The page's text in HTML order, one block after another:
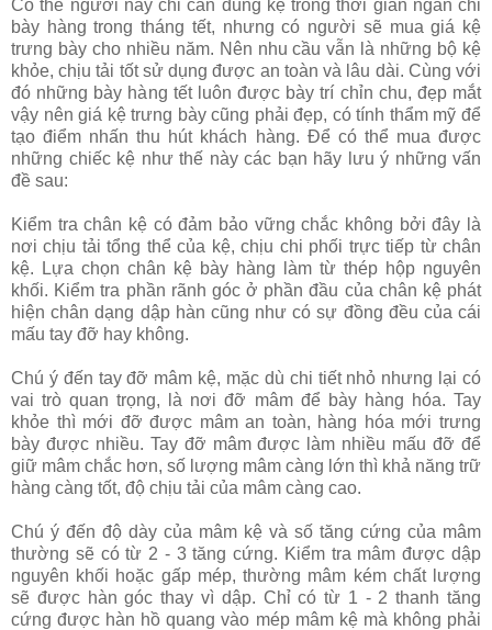
Có thể người này chỉ cần dùng kệ trong thời gian ngắn chỉ
bày hàng trong tháng tết, nhưng có người sẽ mua giá kệ
trưng bày cho nhiều năm. Nên nhu cầu vẫn là những bộ kệ
khỏe, chịu tải tốt sử dụng được an toàn và lâu dài. Cùng với
đó những bày hàng tết luôn được bày trí chỉn chu, đẹp mắt
vậy nên giá kệ trưng bày cũng phải đẹp, có tính thẩm mỹ để
tạo điểm nhấn thu hút khách hàng. Để có thể mua được
những chiếc kệ như thế này các bạn hãy lưu ý những vấn
đề sau:
Kiểm tra chân kệ có đảm bảo vững chắc không bởi đây là
nơi chịu tải tổng thể của kệ, chịu chi phối trực tiếp từ chân
kệ. Lựa chọn chân kệ bày hàng làm từ thép hộp nguyên
khối. Kiểm tra phần rãnh góc ở phần đầu của chân kệ phát
hiện chân dạng dập hàn cũng như có sự đồng đều của cái
mấu tay đỡ hay không.
Chú ý đến tay đỡ mâm kệ, mặc dù chi tiết nhỏ nhưng lại có
vai trò quan trọng, là nơi đỡ mâm để bày hàng hóa. Tay
khỏe thì mới đỡ được mâm an toàn, hàng hóa mới trưng
bày được nhiều. Tay đỡ mâm được làm nhiều mấu đỡ để
giữ mâm chắc hơn, số lượng mâm càng lớn thì khả năng trữ
hàng càng tốt, độ chịu tải của mâm càng cao.
Chú ý đến độ dày của mâm kệ và số tăng cứng của mâm
thường sẽ có từ 2 - 3 tăng cứng. Kiểm tra mâm được dập
nguyên khối hoặc gấp mép, thường mâm kém chất lượng
sẽ được hàn góc thay vì dập. Chỉ có từ 1 - 2 thanh tăng
cứng được hàn hồ quang vào mép mâm kệ mà không phải